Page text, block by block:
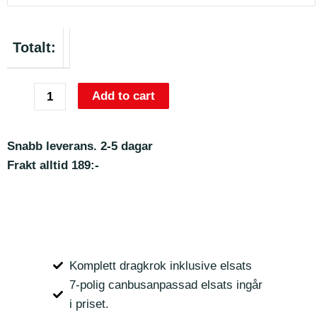
Totalt:
Add to cart
Snabb leverans. 2-5 dagar
Frakt alltid 189:-
Komplett dragkrok inklusive elsats
7-polig canbusanpassad elsats ingår
i priset.